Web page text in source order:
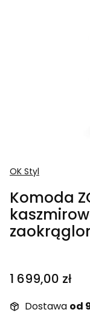
OK Styl
Komoda
Cena
1 699,00 zł
Dostawa od